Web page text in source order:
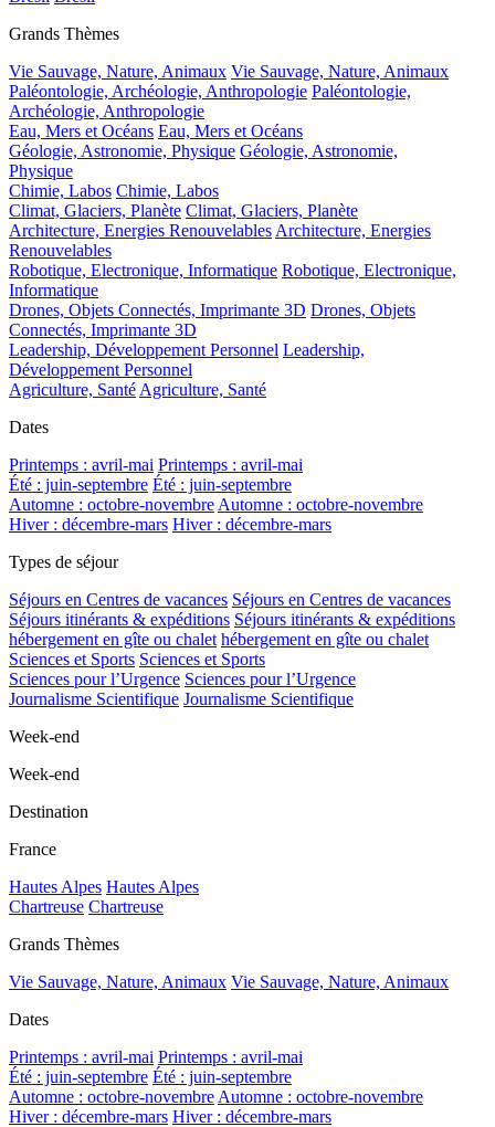
Grands Thèmes
Vie Sauvage, Nature, Animaux Vie Sauvage, Nature, Animaux
Paléontologie, Archéologie, Anthropologie Paléontologie,
Archéologie, Anthropologie
Eau, Mers et Océans Eau, Mers et Océans
Géologie, Astronomie, Physique Géologie, Astronomie,
Physique
Chimie, Labos Chimie, Labos
Climat, Glaciers, Planète Climat, Glaciers, Planète
Architecture, Energies Renouvelables Architecture, Energies
Renouvelables
Robotique, Electronique, Informatique Robotique, Electronique,
Informatique
Drones, Objets Connectés, Imprimante 3D Drones, Objets
Connectés, Imprimante 3D
Leadership, Développement Personnel Leadership,
Développement Personnel
Agriculture, Santé Agriculture, Santé
Dates
Printemps : avril-mai Printemps : avril-mai
Été : juin-septembre Été : juin-septembre
Automne : octobre-novembre Automne : octobre-novembre
Hiver : décembre-mars Hiver : décembre-mars
Types de séjour
Séjours en Centres de vacances Séjours en Centres de vacances
Séjours itinérants & expéditions Séjours itinérants & expéditions
hébergement en gîte ou chalet hébergement en gîte ou chalet
Sciences et Sports Sciences et Sports
Sciences pour l’Urgence Sciences pour l’Urgence
Journalisme Scientifique Journalisme Scientifique
Week-end
Week-end
Destination
France
Hautes Alpes Hautes Alpes
Chartreuse Chartreuse
Grands Thèmes
Vie Sauvage, Nature, Animaux Vie Sauvage, Nature, Animaux
Dates
Printemps : avril-mai Printemps : avril-mai
Été : juin-septembre Été : juin-septembre
Automne : octobre-novembre Automne : octobre-novembre
Hiver : décembre-mars Hiver : décembre-mars